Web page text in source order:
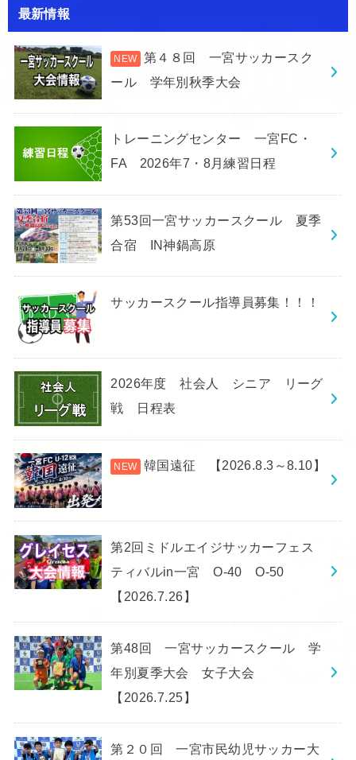
最新情報
第４８回 一宮サッカースク
ール 学年別秋季大会
トレーニングセンター 一宮FC・
FA 2026年7・8月練習日程
第53回一宮サッカースクール 夏季
合宿 IN神鍋高原
サッカースクール指導員募集！！！
2026年度 社会人 シニア リーグ
戦 日程表
韓国遠征 【2026.8.3～8.10】
第2回ミドルエイジサッカーフェス
ティバルin一宮 O-40 O-50
【2026.7.26】
第48回 一宮サッカースクール 学
年別夏季大会 女子大会
【2026.7.25】
第２０回 一宮市民幼児サッカー大